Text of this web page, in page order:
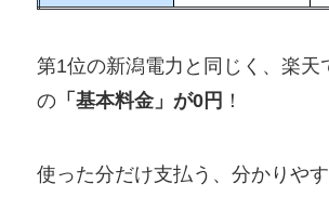
第1位の新潟電力と同じく、楽天
の「基本料金」が0円 ！
使った分だけ支払う、分かりや